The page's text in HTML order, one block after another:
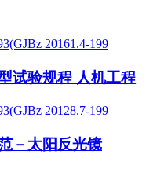
20161.4-199
试验规程 人机工程
20128.7-199
－太阳反光镜